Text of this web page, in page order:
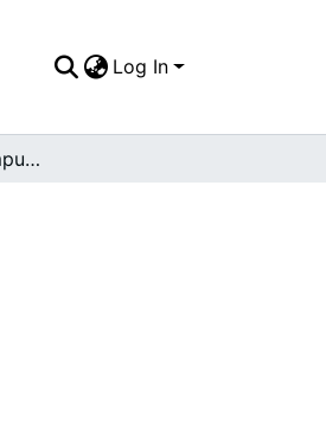
Log In
Personas pagando impuestos